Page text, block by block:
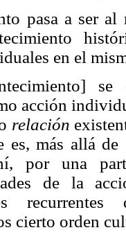
pasa a ser
en el
se
acción
relación
es, más allá de
por una
de la
cierto orden